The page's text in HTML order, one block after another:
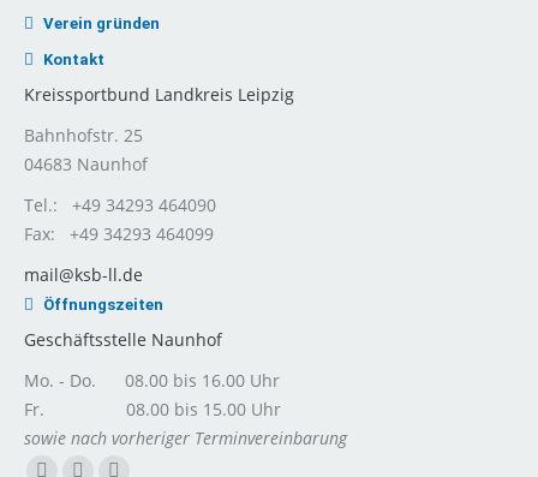
Verein gründen
Kontakt
Kreissportbund Landkreis Leipzig
Bahnhofstr. 25
04683 Naunhof
Tel.: +49 34293 464090
Fax: +49 34293 464099
mail@ksb-ll.de
Öffnungszeiten
Geschäftsstelle Naunhof
Mo. - Do. 08.00 bis 16.00 Uhr
Fr. 08.00 bis 15.00 Uhr
sowie nach vorheriger Terminvereinbarung